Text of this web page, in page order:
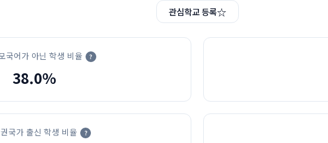
관심학교 등록☆
국어가 아닌 학생 비율 ?
38.0%
국가 출신 학생 비율 ?